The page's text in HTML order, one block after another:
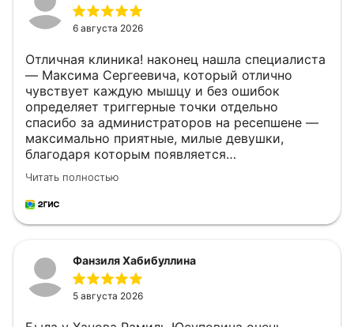
6 августа 2026
Отличная клиника! наконец нашла специалиста
— Максима Сергеевича, который отлично
чувствует каждую мышцу и без ошибок
определяет триггерные точки отдельно
спасибо за администраторов на ресепшене —
максимально приятные, милые девушки,
благодаря которым появляется
дополнительная мотивация возвращаться в
клинику
Читать полностью
Фанзиля Хабибуллина
5 августа 2026